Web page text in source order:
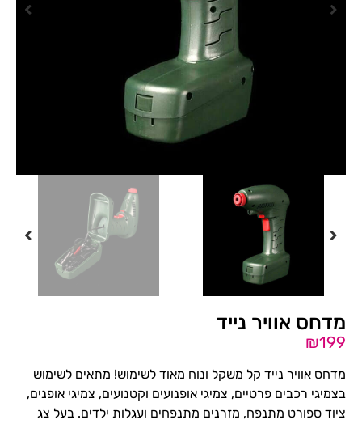
מדחס אוויר נייד
₪199
מדחס אוויר נייד קל משקל ונוח מאוד לשימוש! מתאים לשימוש
בצמיגי רכבים פרטיים, צמיגי אופנועים וקטנועים, צמיגי אופנים,
ציוד ספורט מתנפח, מזרנים מתנפחים ועגלות ילדים. בעל צג